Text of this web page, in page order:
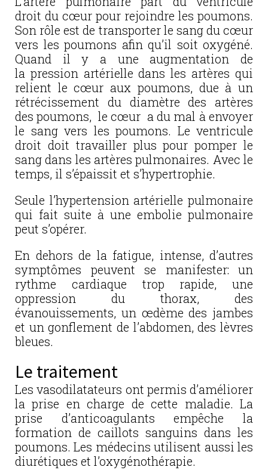
droit du cœur pour rejoindre les poumons.
Son rôle est de transporter le sang du cœur
vers les poumons afin qu’il soit oxygéné.
Quand il y a une augmentation de
la pression artérielle dans les artères qui
relient le cœur aux poumons, due à un
rétrécissement du diamètre des artères
des poumons, le cœur a du mal à envoyer
le sang vers les poumons. Le ventricule
droit doit travailler plus pour pomper le
sang dans les artères pulmonaires. Avec le
temps, il s’épaissit et s’hypertrophie.
Seule l’hypertension artérielle pulmonaire
qui fait suite à une embolie pulmonaire
peut s’opérer.
En dehors de la fatigue, intense, d’autres
symptômes peuvent se manifester: un
rythme cardiaque trop rapide, une
oppression du thorax, des
évanouissements, un œdème des jambes
et un gonflement de l’abdomen, des lèvres
bleues.
Le traitement
Les vasodilatateurs ont permis d’améliorer
la prise en charge de cette maladie. La
prise d’anticoagulants empêche la
formation de caillots sanguins dans les
poumons. Les médecins utilisent aussi les
diurétiques et l’oxygénothérapie.